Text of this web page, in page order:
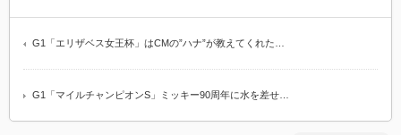
G1「エリザベス女王杯」はCMの”ハナ”が教えてくれた…
G1「マイルチャンピオンS」ミッキー90周年に水を差せ…